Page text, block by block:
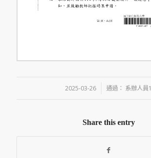
2025-03-26
/ 通過： 系辦人員1
Share this entry